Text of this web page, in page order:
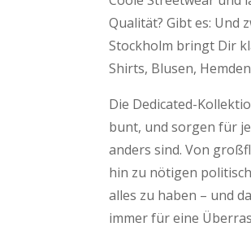
Qualität? Gibt es: Und
Stockholm bringt Dir
Shirts, Blusen,
Die Dedicated-
bunt, und sorgen für
anders sind. Von
hin zu nötigen
alles zu haben – und
immer für eine